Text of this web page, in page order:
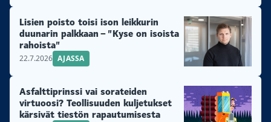
Lisien poisto toisi ison leikkurin
duunarin palkkaan – ”Kyse on isoista
rahoista”
22.7.2026 AJASSA
Asfalttiprinssi vai sorateiden
virtuoosi? Teollisuuden kuljetukset
kärsivät tiestön rapautumisesta